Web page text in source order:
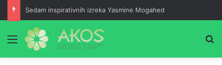
Sedam inspirativnih izreka Yasmine Mogahed
Meni